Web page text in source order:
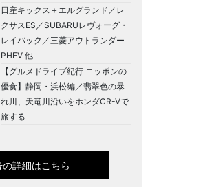
日産キックス＋エルグランド／レ
クサスES／SUBARUレヴォーグ・
レイバック／三菱アウトランダー
PHEV 他
【グルメドライブ紀行 ニッポンの
優食】静岡・浜松編／翡翠色の暴
れ川、天竜川沿いをホンダCR-Vで
旅する
詳細はこちら